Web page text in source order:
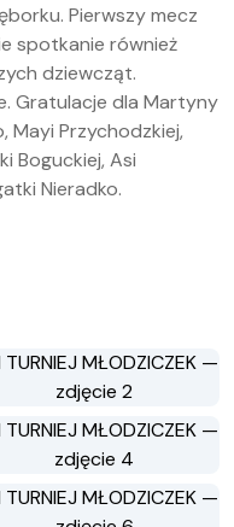
Pierwszy mecz
spotkanie również
dziewcząt.
Gratulacje dla Martyny
Mayi Przychodzkiej,
Boguckiej, Asi
Nieradko.